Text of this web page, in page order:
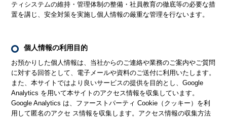
ティシステムの維持・管理体制の整備・社員教育の徹底等の必要な措
置を講じ、安全対策を実施し個人情報の厳重な管理を行ないます。
個人情報の利用目的
お預かりした個人情報は、当社からのご連絡や業務のご案内やご質問
に対する回答として、電子メールや資料のご送付に利用いたします。
また、本サイトではより良いサービスの提供を目的とし、Google
Analytics を用いて本サイトのアクセス情報を収集しています。
Google Analytics は、ファーストパーティ Cookie（クッキー）を利
用して匿名のアクセ ス情報を収集します。アクセス情報の収集方法